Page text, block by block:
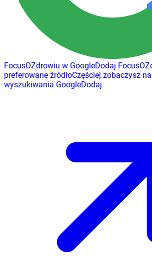
FocusOZdrowiu w GoogleDodaj
preferowane źródłoCzęściej zobaczysz
wyszukiwania GoogleDodaj